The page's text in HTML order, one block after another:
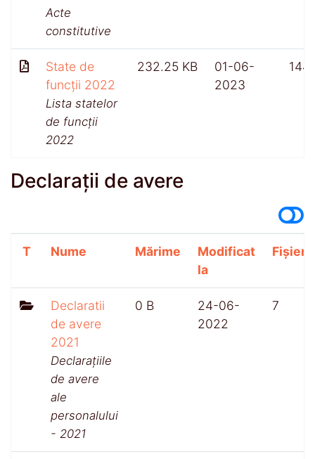
Acte
constitutive
State de
funcții 2022
Lista statelor
de funcții
2022
232.25 KB
01-06-
2023
Declarații de avere
T Nume Mărime
Modificat
la
Fișiere
Declaratii
de avere
2021
Declarațiile
de avere
ale
personalului
- 2021
0 B
24-06-
2022
7